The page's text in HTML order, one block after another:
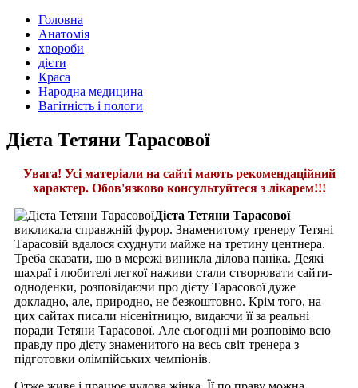
Головна
Анатомія
хвороби
дієти
Краса
Народна медицина
Вагітність і пологи
Дієта Тетяни Тарасової
Увага! Усі матеріали на сайті мають рекомендаційний
характер. Обов'язково консультуйтеся з лікарем!!!
Дієта Тетяни Тарасової
викликала справжній фурор. Знаменитому тренеру Тетяні
Тарасовій вдалося схуднути майже на третину центнера.
Треба сказати, що в мережі виникла ділова паніка. Деякі
шахраї і любителі легкої наживи стали створювати сайти-
одноденки, розповідаючи про дієту Тарасової дуже
докладно, але, природно, не безкоштовно. Крім того, на
цих сайтах писали нісенітницю, видаючи її за реальні
поради Тетяни Тарасової. Але сьогодні ми розповімо всю
правду про дієту знаменитого на весь світ тренера з
підготовки олімпійських чемпіонів.